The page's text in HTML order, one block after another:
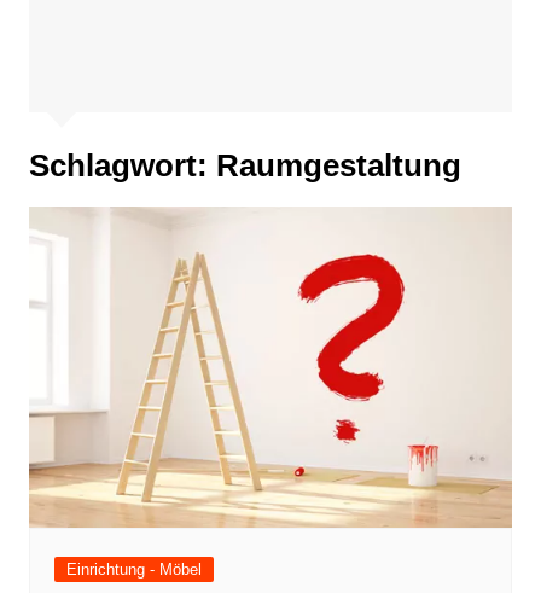
Schlagwort: Raumgestaltung
Einrichtung - Möbel